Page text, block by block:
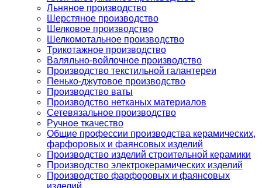
Льняное производство
Шерстяное производство
Шелковое производство
Шелкомотальное производство
Трикотажное производство
Валяльно-войлочное производство
Производство текстильной галантереи
Пенько-джутовое производство
Производство ваты
Производство нетканых материалов
Сетевязальное производство
Ручное ткачество
Общие профессии производства керамических,
фарфоровых и фаянсовых изделий
Производство изделий строительной керамики
Производство электрокерамических изделий
Производство фарфоровых и фаянсовых
изделий